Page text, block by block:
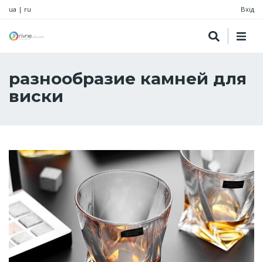
ua | ru Вхід
разнообразие камней для
виски